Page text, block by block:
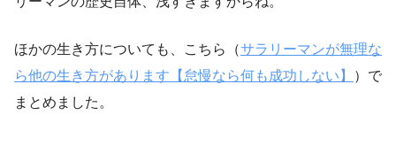
ほかの生き方についても、こちら（サラリーマンが無理な
ら他の生き方があります【怠慢なら何も成功しない】
）で
まとめました。